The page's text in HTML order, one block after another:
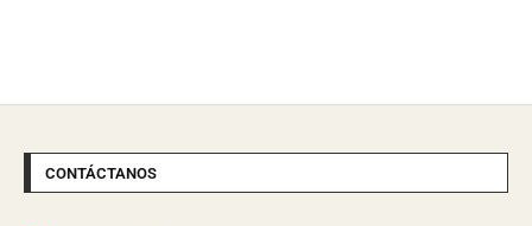
CONTÁCTANOS